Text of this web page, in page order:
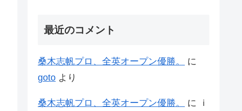
最近のコメント
桑木志帆プロ、全英オープン優勝。
に
goto より
桑木志帆プロ、全英オープン優勝。 に
ｉ